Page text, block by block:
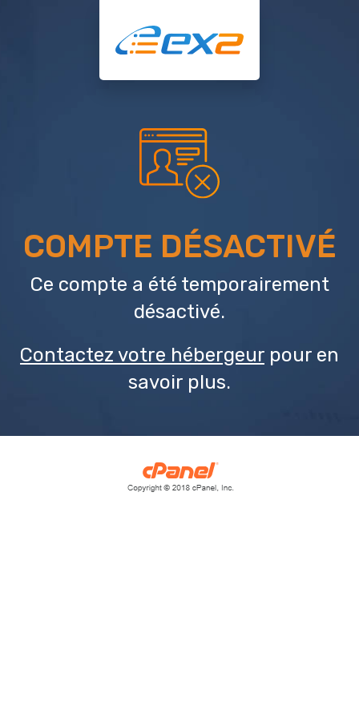
COMPTE DÉSACTIVÉ
Ce compte a été temporairement
désactivé.
Contactez votre hébergeur pour en
savoir plus.